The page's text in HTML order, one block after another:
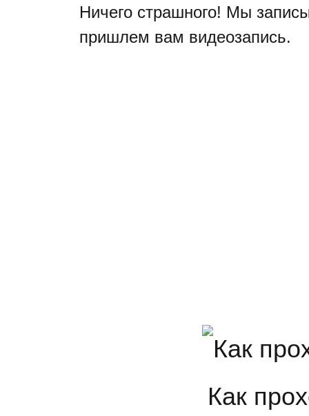
Ничего страшного! Мы
пришлем вам видеозапись.
Как